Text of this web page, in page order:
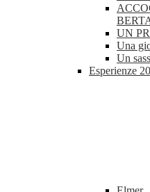
UN
Una
Un
Esperienze